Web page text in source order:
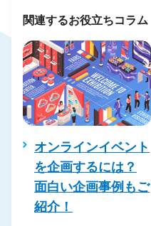
関連するお役立ちコラム
動画で販促！チラシ
やパンフレットを
使って動画をつくる
方法